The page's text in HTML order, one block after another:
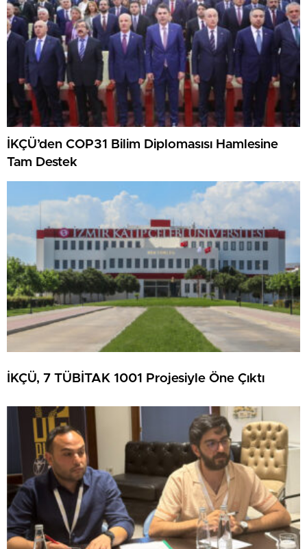
İKÇÜ’den COP31 Bilim Diplomasısı Hamlesine
Tam Destek
İKÇÜ, 7 TÜBİTAK 1001 Projesiyle Öne Çıktı